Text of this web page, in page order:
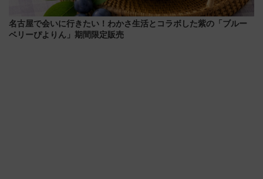
名古屋で会いに行きたい！わかさ生活とコラボした紫の「ブルー
ベリーぴよりん」期間限定販売